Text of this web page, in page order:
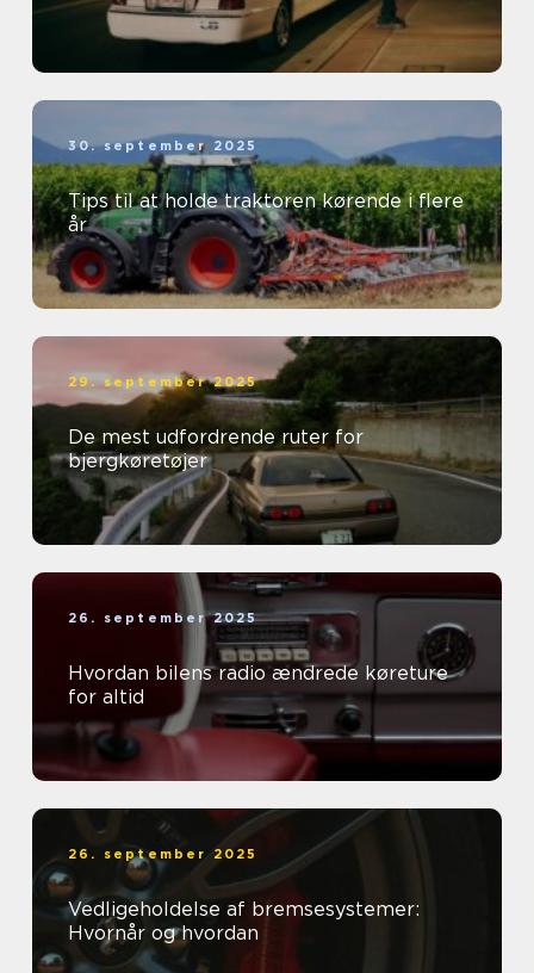
30. september 2025
Tips til at holde traktoren kørende i flere
år
29. september 2025
De mest udfordrende ruter for
bjergkøretøjer
26. september 2025
Hvordan bilens radio ændrede køreture
for altid
26. september 2025
Vedligeholdelse af bremsesystemer:
Hvornår og hvordan